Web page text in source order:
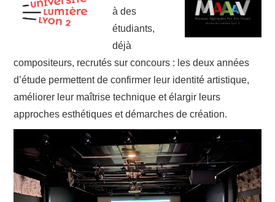
à des
étudiants,
déjà
compositeurs, recrutés sur concours : les deux années
d’étude permettent de confirmer leur identité artistique,
améliorer leur maîtrise technique et élargir leurs
approches esthétiques et démarches de création.